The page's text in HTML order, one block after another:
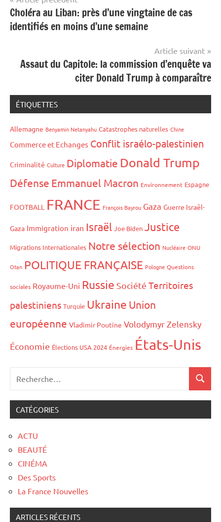
de
l’article
Choléra au Liban: près d’une vingtaine de cas
identifiés en moins d’une semaine
Article suivant
Assaut du Capitole: la commission d’enquête va
citer Donald Trump à comparaître
ÉTIQUETTES
Allemagne Benyamin Netanyahu Catastrophes naturelles Chine
Commerce et Echanges Conflit israélo-palestinien
Criminalité Culture Diplomatie Donald Trump
Défense Emmanuel Macron Environnement Espagne
FOOTBALL FRANCE François Bayrou Gaza Guerre Israël-
Gaza Immigration iran Israël Joe Biden Justice
Migrations Internationales Notre sélection Nucléaire ONU
Otan POLITIQUE FRANÇAISE Pologne Questions
sociales Royaume-Uni Russie Société Territoires
palestiniens Turquie Ukraine Union
européenne Vladimir Poutine Volodymyr Zelensky
Économie Élections USA 2024 Énergies États-Unis
CATÉGORIES
ACTU
BEAUTÉ
CINÉMA
Des Sports
La France Nouvelles
ARTICLES RÉCENTS